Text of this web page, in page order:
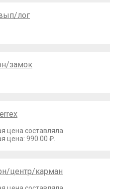
лог
замок
цена составляла
цена: 990.00 ₽.
центр/карман